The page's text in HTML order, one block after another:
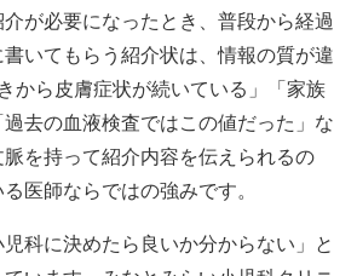
が必要になったとき、普段から経過
いてもらう紹介状は、情報の質が違
から皮膚症状が続いている」「家族
去の血液検査ではこの値だった」な
を持って紹介内容を伝えられるの
医師ならではの強みです。
児科に決めたら良いか分からない」と